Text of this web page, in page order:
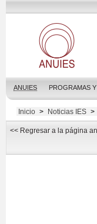
ANUIES PROGRAMAS
Inicio > Noticias IES >
<< Regresar a la página